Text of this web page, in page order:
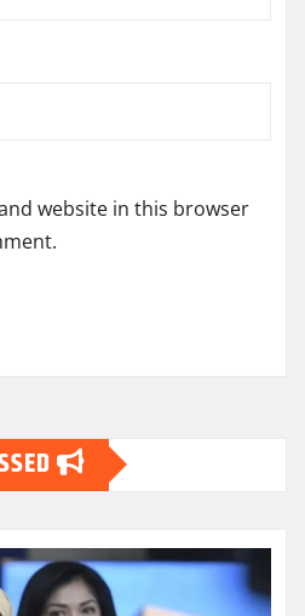
website in this browser